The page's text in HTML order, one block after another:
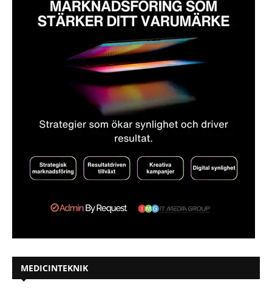
MEDICINTEKNIK